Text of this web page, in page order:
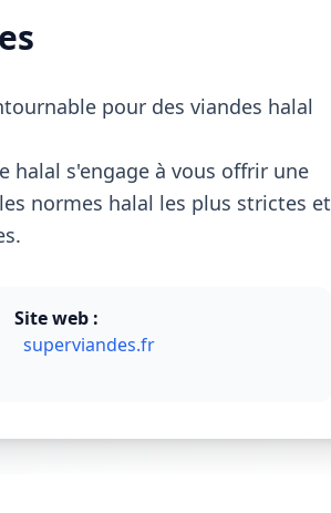
pour des viandes halal
halal s'engage à vous offrir une
normes halal les plus strictes et
Site web :
superviandes.fr